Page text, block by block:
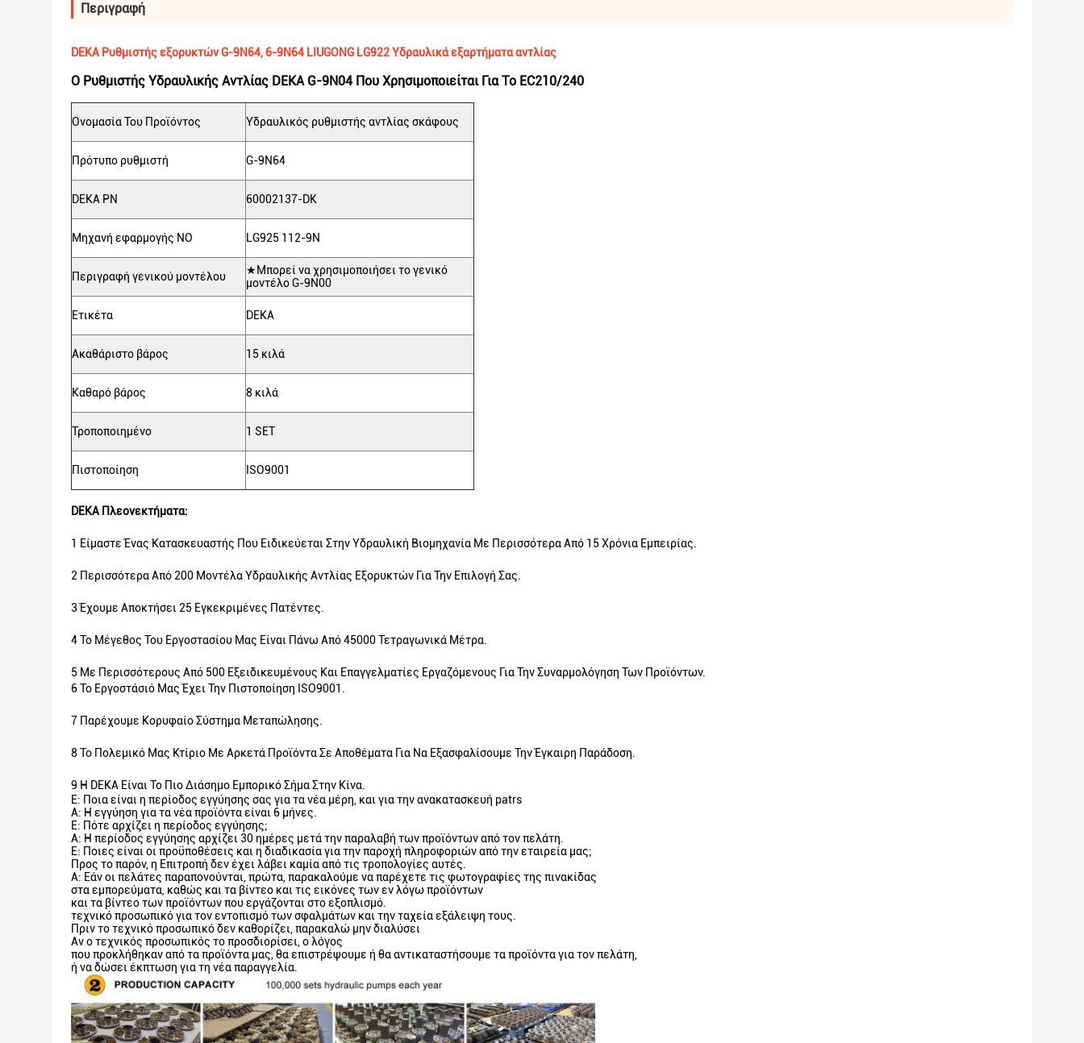
Περιγραφή
DEKA Ρυθμιστής εξορυκτών G-9N64, 6-9N64 LIUGONG LG922 Υδραυλικά εξαρτήματα αντλίας
Ο Ρυθμιστής Υδραυλικής Αντλίας DEKA G-9N04 Που Χρησιμοποιείται Για Το EC210/240
Ονομασία Του Προϊόντος Υδραυλικός ρυθμιστής αντλίας σκάφους
Πρότυπο ρυθμιστή G-9N64
DEKA PN 60002137-DK
Μηχανή εφαρμογής NO LG925 112-9N
Περιγραφή γενικού μοντέλου
★Μπορεί να χρησιμοποιήσει το γενικό
μοντέλο G-9N00
Ετικέτα DEKA
Ακαθάριστο βάρος 15 κιλά
Καθαρό βάρος 8 κιλά
Τροποποιημένο 1 SET
Πιστοποίηση ISO9001
DEKA Πλεονεκτήματα:
1 Είμαστε Ένας Κατασκευαστής Που Ειδικεύεται Στην Υδραυλική Βιομηχανία Με Περισσότερα Από 15 Χρόνια Εμπειρίας.
2 Περισσότερα Από 200 Μοντέλα Υδραυλικής Αντλίας Εξορυκτών Για Την Επιλογή Σας.
3 Έχουμε Αποκτήσει 25 Εγκεκριμένες Πατέντες.
4 Το Μέγεθος Του Εργοστασίου Μας Είναι Πάνω Από 45000 Τετραγωνικά Μέτρα.
5 Με Περισσότερους Από 500 Εξειδικευμένους Και Επαγγελματίες Εργαζόμενους Για Την Συναρμολόγηση Των Προϊόντων.
6 Το Εργοστάσιό Μας Έχει Την Πιστοποίηση ISO9001.
7 Παρέχουμε Κορυφαίο Σύστημα Μεταπώλησης.
8 Το Πολεμικό Μας Κτίριο Με Αρκετά Προϊόντα Σε Αποθέματα Για Να Εξασφαλίσουμε Την Έγκαιρη Παράδοση.
9 Η DEKA Είναι Το Πιο Διάσημο Εμπορικό Σήμα Στην Κίνα.
Ε: Ποια είναι η περίοδος εγγύησης σας για τα νέα μέρη, και για την ανακατασκευή patrs
Α: Η εγγύηση για τα νέα προϊόντα είναι 6 μήνες.
Ε: Πότε αρχίζει η περίοδος εγγύησης;
Α: Η περίοδος εγγύησης αρχίζει 30 ημέρες μετά την παραλαβή των προϊόντων από τον πελάτη.
Ε: Ποιες είναι οι προϋποθέσεις και η διαδικασία για την παροχή πληροφοριών από την εταιρεία μας;
Προς το παρόν, η Επιτροπή δεν έχει λάβει καμία από τις τροπολογίες αυτές.
Α: Εάν οι πελάτες παραπονούνται, πρώτα, παρακαλούμε να παρέχετε τις φωτογραφίες της πινακίδας
στα εμπορεύματα, καθώς και τα βίντεο και τις εικόνες των εν λόγω προϊόντων
και τα βίντεο των προϊόντων που εργάζονται στο εξοπλισμό.
τεχνικό προσωπικό για τον εντοπισμό των σφαλμάτων και την ταχεία εξάλειψη τους.
Πριν το τεχνικό προσωπικό δεν καθορίζει, παρακαλώ μην διαλύσει
Αν ο τεχνικός προσωπικός το προσδιορίσει, ο λόγος
που προκλήθηκαν από τα προϊόντα μας, θα επιστρέψουμε ή θα αντικαταστήσουμε τα προϊόντα για τον πελάτη,
ή να δώσει έκπτωση για τη νέα παραγγελία.